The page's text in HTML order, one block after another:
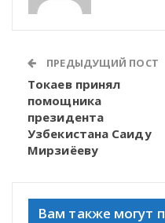
ПРЕДЫДУЩИЙ ПОСТ
Токаев принял
помощника
президента
Узбекистана Саиду
Мирзиёеву
Вам также могут